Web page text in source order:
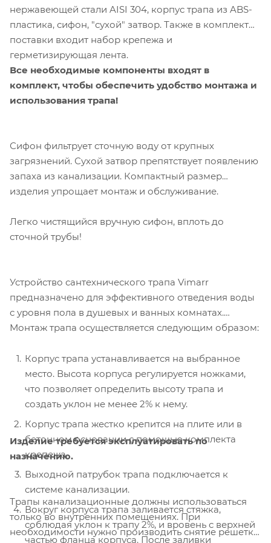
нержавеющей стали AISI 304, корпус трапа из ABS-
пластика, сифон, "сухой" затвор. Также в комплект
поставки входит набор крепежа и
герметизирующая лента.
Все необходимые компоненты входят в
комплект, чтобы обеспечить удобство монтажа и
использования трапа!
Сифон фильтрует сточную воду от крупных
загрязнений. Сухой затвор препятствует появлению
запаха из канализации. Компактный размер
изделия упрощает монтаж и обслуживание.
Легко чистящийся вручную сифон, вплоть до
сточной трубы!
Устройство сантехнического трапа Vimarr
предназначено для эффективного отведения воды
с уровня пола в душевых и ванных комнатах.
Монтаж трапа осуществляется следующим образом:
Корпус трапа устанавливается на выбранное
место. Высота корпуса регулируется ножками,
что позволяет определить высоту трапа и
создать уклон не менее 2% к нему.
Корпус трапа жестко крепится на плите или в
бетонном основании с помощью комплекта
крепежа.
Выходной патрубок трапа подключается к
системе канализации.
Вокруг корпуса трапа заливается стяжка,
соблюдая уклон к трапу 2%, и вровень с верхней
частью фланца корпуса. После заливки
Изделие требуется эксплуатировать по
назначению.
Трапы канализационные должны использоваться
только во внутренних помещениях. При
необходимости нужно производить снятие решетки